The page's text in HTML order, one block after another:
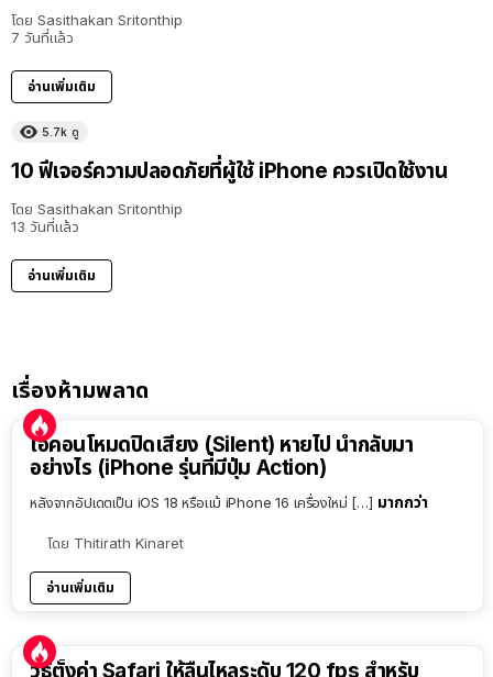
โดย Sasithakan Sritonthip
7 วันที่แล้ว
อ่านเพิ่มเติม
5.7k ดู
10 ฟีเจอร์ความปลอดภัยที่ผู้ใช้ iPhone ควรเปิดใช้งาน
โดย Sasithakan Sritonthip
13 วันที่แล้ว
อ่านเพิ่มเติม
เรื่องห้ามพลาด
ไอคอนโหมดปิดเสียง (Silent) หายไป นำกลับมา
อย่างไร (iPhone รุ่นที่มีปุ่ม Action)
หลังจากอัปเดตเป็น iOS 18 หรือแม้ iPhone 16 เครื่องใหม่ […] มากกว่า
โดย Thitirath Kinaret
อ่านเพิ่มเติม
วิธีตั้งค่า Safari ให้ลื่นไหลระดับ 120 fps สำหรับ